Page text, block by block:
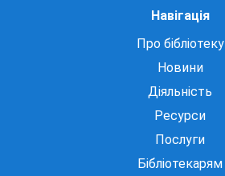
Навігація
Про бібліотеку
Новини
Діяльність
Ресурси
Послуги
Бібліотекарям